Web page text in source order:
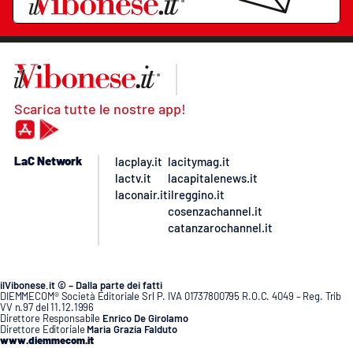
Scarica tutte le nostre app!
LaC Network
lacplay.it
lactv.it
laconair.it
lacitymag.it
lacapitalenews.it
ilreggino.it
cosenzachannel.it
catanzarochannel.it
ilVibonese.it © – Dalla parte dei fatti
DIEMMECOM® Società Editoriale Srl P. IVA 01737800795 R.O.C. 4049 – Reg. Trib
VV n.97 del 11.12.1996
Direttore Responsabile Enrico De Girolamo
Direttore Editoriale Maria Grazia Falduto
www.diemmecom.it